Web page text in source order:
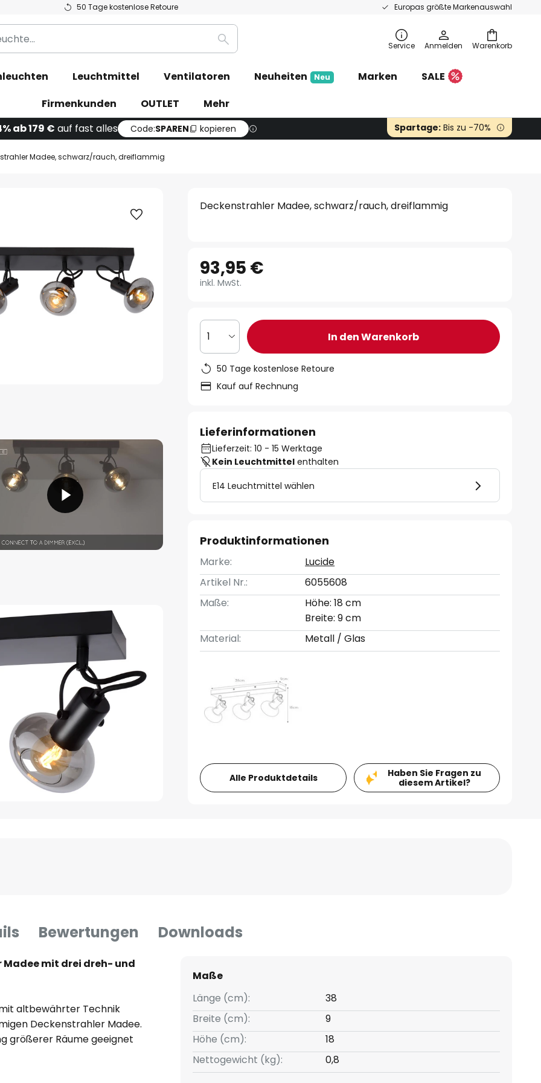
50 Tage kostenlose Retoure Europas größte Markenauswahl
Warenkorb
Suche Service Anmelden
Leuchtmittel Ventilatoren Neuheiten Neu Marken
SALE
Firmenkunden
OUTLET
Mehr
ab 179 € auf fast alles Code:SPAREN kopieren Spartage: Bis zu -70%
Madee, schwarz/rauch, dreiflammig
Deckenstrahler Madee, schwarz/rauch, dreiflammig
93,95 €
inkl. MwSt.
1 In den Warenkorb
50 Tage kostenlose Retoure
Kauf auf Rechnung
Lieferinformationen
Lieferzeit: 10 - 15 Werktage
Kein Leuchtmittel enthalten
E14 Leuchtmittel wählen
Produktinformationen
Marke:
Lucide
Artikel Nr.:
6055608
Maße:
Höhe: 18 cm
Breite: 9 cm
Material:
Metall / Glas
Alle Produktdetails
Haben Sie Fragen zu
diesem Artikel?
Bewertungen Downloads
mit drei dreh- und
altbewährter Technik
Deckenstrahler Madee.
größerer Räume geeignet
Maße
Länge (cm):
38
Breite (cm):
9
Höhe (cm):
18
Nettogewicht (kg):
0,8